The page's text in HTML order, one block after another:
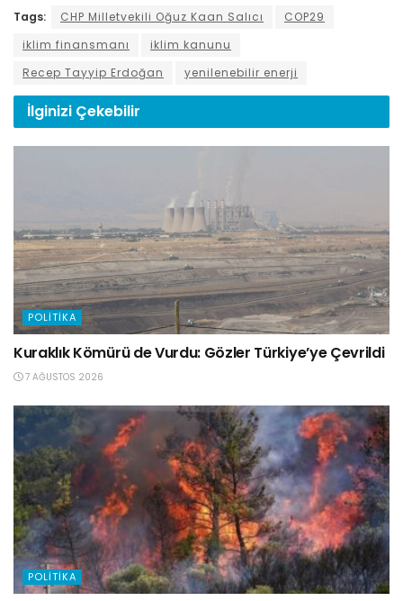
Tags: CHP Milletvekili Oğuz Kaan Salıcı
COP29
iklim finansmanı
iklim kanunu
Recep Tayyip Erdoğan
yenilenebilir enerji
İlginizi Çekebilir
POLITIKA
Kuraklık Kömürü de Vurdu: Gözler Türkiye’ye Çevrildi
7 AĞUSTOS 2026
POLITIKA